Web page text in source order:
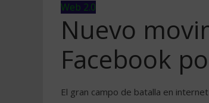
Web 2.0
Nuevo
Facebook
El gran campo de batalla en